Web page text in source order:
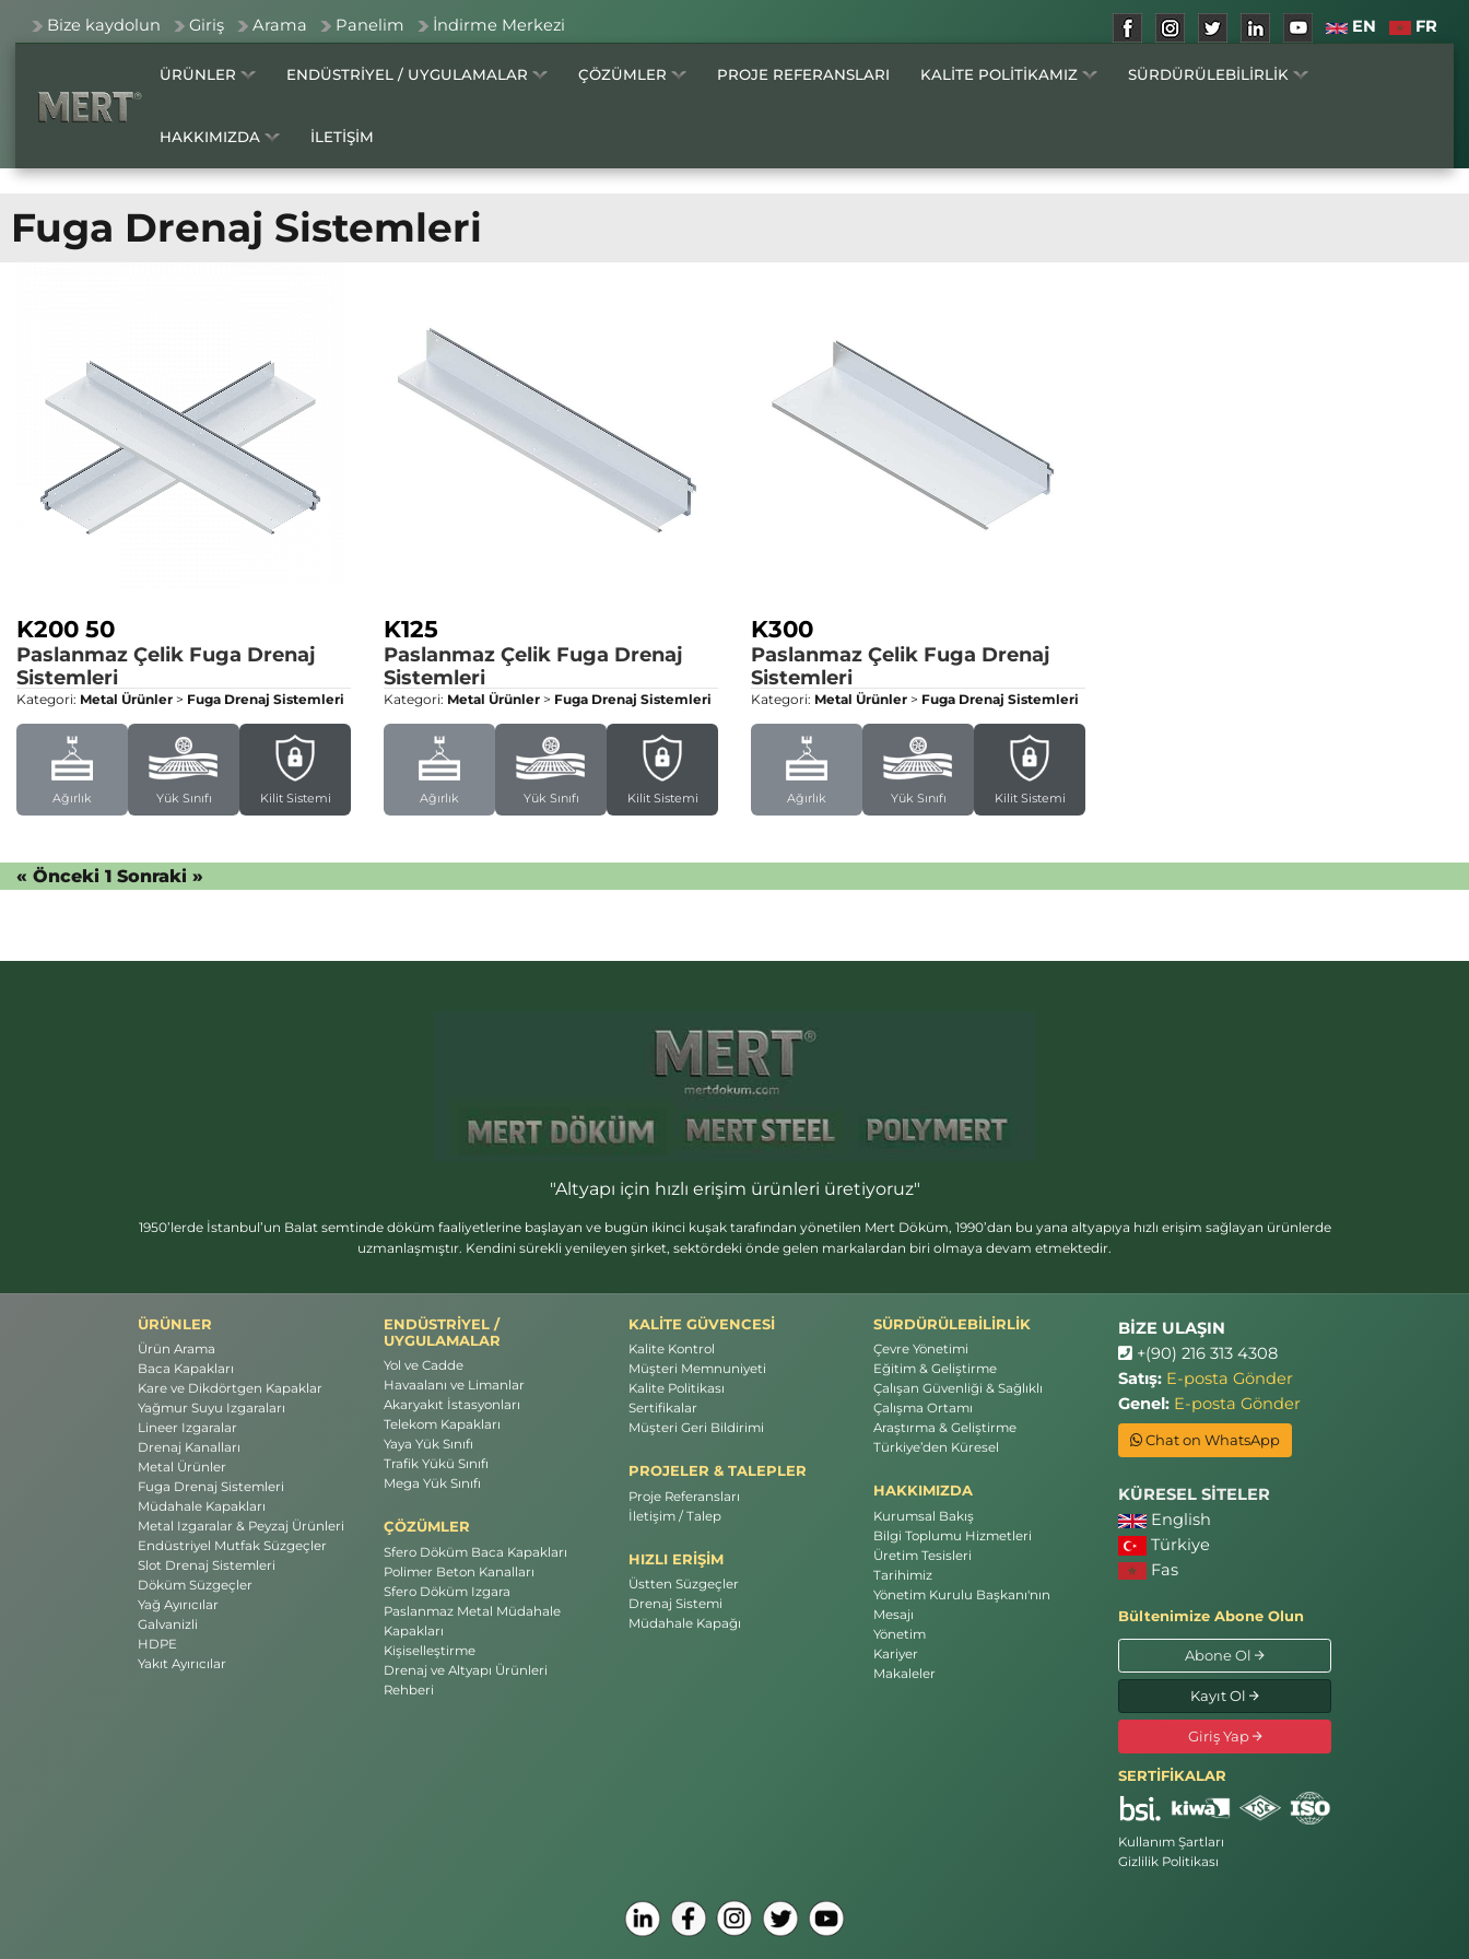
Bize kaydolun Giriş Arama Panelim İndirme Merkezi EN FR
ÜRÜNLER ENDÜSTRİYEL / UYGULAMALAR ÇÖZÜMLER PROJE REFERANSLARI KALİTE POLİTİKAMIZ SÜRDÜRÜLEBİLİRLİK
HAKKIMIZDA İLETİŞİM
Fuga Drenaj Sistemleri
K200 50
Paslanmaz Çelik Fuga Drenaj
Sistemleri
Kategori: Metal Ürünler > Fuga Drenaj Sistemleri
Ağırlık Yük Sınıfı Kilit Sistemi
K125
Paslanmaz Çelik Fuga Drenaj
Sistemleri
Kategori: Metal Ürünler > Fuga Drenaj Sistemleri
Ağırlık Yük Sınıfı Kilit Sistemi
K300
Paslanmaz Çelik Fuga Drenaj
Sistemleri
Kategori: Metal Ürünler > Fuga Drenaj Sistemleri
Ağırlık Yük Sınıfı Kilit Sistemi
« Önceki 1 Sonraki »
"Altyapı için hızlı erişim ürünleri üretiyoruz"
1950’lerde İstanbul’un Balat semtinde döküm faaliyetlerine başlayan ve bugün ikinci kuşak tarafından yönetilen Mert Döküm, 1990’dan bu yana altyapıya hızlı erişim sağlayan ürünlerde
uzmanlaşmıştır. Kendini sürekli yenileyen şirket, sektördeki önde gelen markalardan biri olmaya devam etmektedir.
ÜRÜNLER
Ürün Arama
Baca Kapakları
Kare ve Dikdörtgen Kapaklar
Yağmur Suyu Izgaraları
Lineer Izgaralar
Drenaj Kanalları
Metal Ürünler
Fuga Drenaj Sistemleri
Müdahale Kapakları
Metal Izgaralar & Peyzaj Ürünleri
Endüstriyel Mutfak Süzgeçler
Slot Drenaj Sistemleri
Döküm Süzgeçler
Yağ Ayırıcılar
Galvanizli
HDPE
Yakıt Ayırıcılar
ENDÜSTRİYEL /
UYGULAMALAR
Yol ve Cadde
Havaalanı ve Limanlar
Akaryakıt İstasyonları
Telekom Kapakları
Yaya Yük Sınıfı
Trafik Yükü Sınıfı
Mega Yük Sınıfı
ÇÖZÜMLER
Sfero Döküm Baca Kapakları
Polimer Beton Kanalları
Sfero Döküm Izgara
Paslanmaz Metal Müdahale
Kapakları
Kişiselleştirme
Drenaj ve Altyapı Ürünleri
Rehberi
KALİTE GÜVENCESİ
Kalite Kontrol
Müşteri Memnuniyeti
Kalite Politikası
Sertifikalar
Müşteri Geri Bildirimi
PROJELER & TALEPLER
Proje Referansları
İletişim / Talep
HIZLI ERİŞİM
Üstten Süzgeçler
Drenaj Sistemi
Müdahale Kapağı
SÜRDÜRÜLEBİLİRLİK
Çevre Yönetimi
Eğitim & Geliştirme
Çalışan Güvenliği & Sağlıklı
Çalışma Ortamı
Araştırma & Geliştirme
Türkiye’den Küresel
HAKKIMIZDA
Kurumsal Bakış
Bilgi Toplumu Hizmetleri
Üretim Tesisleri
Tarihimiz
Yönetim Kurulu Başkanı'nın
Mesajı
Yönetim
Kariyer
Makaleler
BİZE ULAŞIN
+(90) 216 313 4308
Satış: E-posta Gönder
Genel: E-posta Gönder
Chat on WhatsApp
KÜRESEL SİTELER
English
Türkiye
Fas
Bültenimize Abone Olun
Abone Ol
Kayıt Ol
Giriş Yap
SERTİFİKALAR
Kullanım Şartları
Gizlilik Politikası